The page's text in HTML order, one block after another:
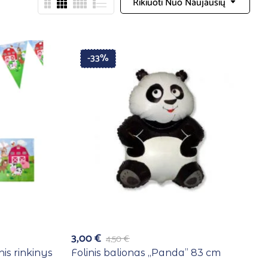
rinkinys
-33%
4,50€
3,00€
Folinis balionas ,,Panda” 83 cm